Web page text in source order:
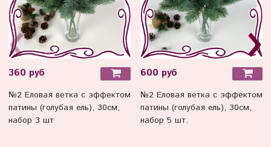
360 руб
№2 Еловая ветка с эффектом
патины (голубая ель), 30см,
набор 3 шт
600 руб
№2 Еловая ветка с эффектом
патины (голубая ель), 30см,
набор 5 шт.